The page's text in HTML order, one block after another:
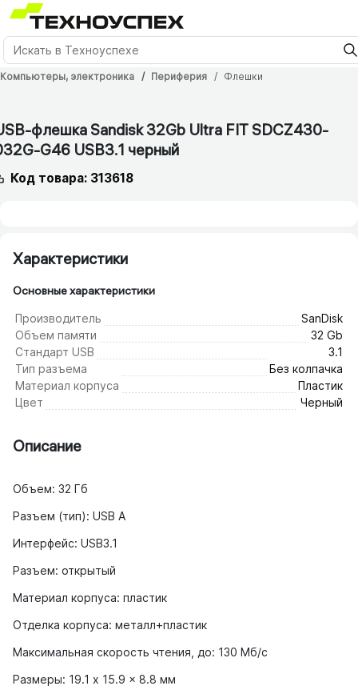
Компьютеры, электроника Периферия Флешки
флешка Sandisk 32Gb Ultra FIT SDCZ430-
G46 USB3.1 черный
Код товара: 313618
Характеристики
Основные характеристики
Производитель
SanDisk
Объем памяти
32 Gb
Стандарт USB
3.1
Тип разъема
Без колпачка
Материал корпуса
Пластик
Цвет
Черный
Описание
Объем: 32 Гб
Разъем (тип): USB А
Интерфейс: USB3.1
Разъем: открытый
Материал корпуса: пластик
Отделка корпуса: металл+пластик
Максимальная скорость чтения, до: 130 Мб/с
Размеры: 19.1 x 15.9 x 8.8 мм